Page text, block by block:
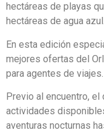
hectáreas de playas
hectáreas de agua azul.
En esta edición
mejores ofertas del
para agentes de viajes.
Previo al encuentro,
actividades
aventuras nocturnas